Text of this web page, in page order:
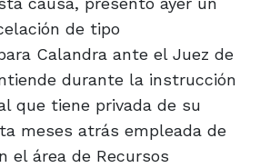
de tipo
Calandra ante el Juez de
durante la instrucción
que tiene privada de su
meses atrás empleada de
el área de Recursos